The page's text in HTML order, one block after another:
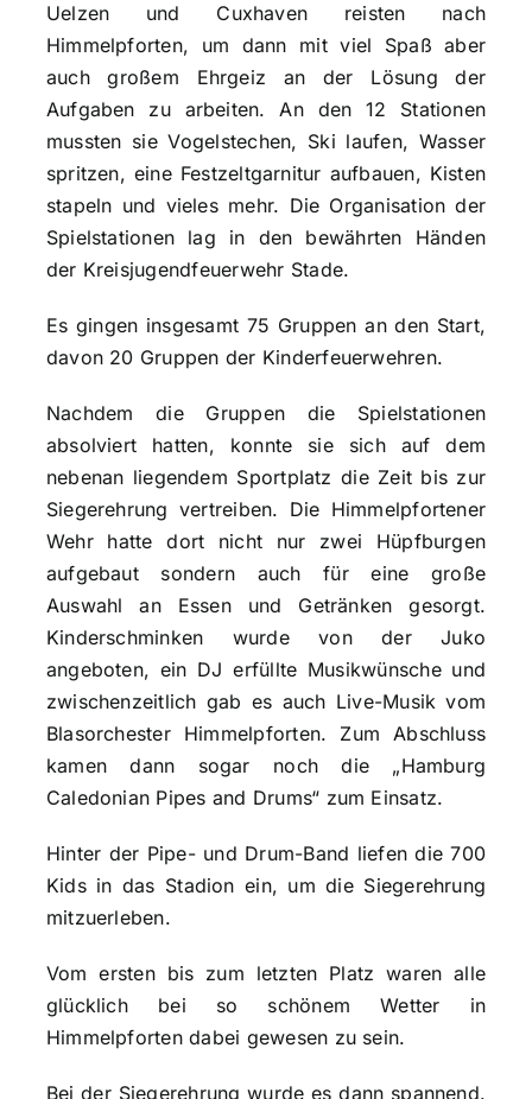
Uelzen und Cuxhaven reisten nach
Himmelpforten, um dann mit viel Spaß aber
auch großem Ehrgeiz an der Lösung der
Aufgaben zu arbeiten. An den 12 Stationen
mussten sie Vogelstechen, Ski laufen, Wasser
spritzen, eine Festzeltgarnitur aufbauen, Kisten
stapeln und vieles mehr. Die Organisation der
Spielstationen lag in den bewährten Händen
der Kreisjugendfeuerwehr Stade.
Es gingen insgesamt 75 Gruppen an den Start,
davon 20 Gruppen der Kinderfeuerwehren.
Nachdem die Gruppen die Spielstationen
absolviert hatten, konnte sie sich auf dem
nebenan liegendem Sportplatz die Zeit bis zur
Siegerehrung vertreiben. Die Himmelpfortener
Wehr hatte dort nicht nur zwei Hüpfburgen
aufgebaut sondern auch für eine große
Auswahl an Essen und Getränken gesorgt.
Kinderschminken wurde von der Juko
angeboten, ein DJ erfüllte Musikwünsche und
zwischenzeitlich gab es auch Live-Musik vom
Blasorchester Himmelpforten. Zum Abschluss
kamen dann sogar noch die „Hamburg
Caledonian Pipes and Drums“ zum Einsatz.
Hinter der Pipe- und Drum-Band liefen die 700
Kids in das Stadion ein, um die Siegerehrung
mitzuerleben.
Vom ersten bis zum letzten Platz waren alle
glücklich bei so schönem Wetter in
Himmelpforten dabei gewesen zu sein.
Bei der Siegerehrung wurde es dann spannend.